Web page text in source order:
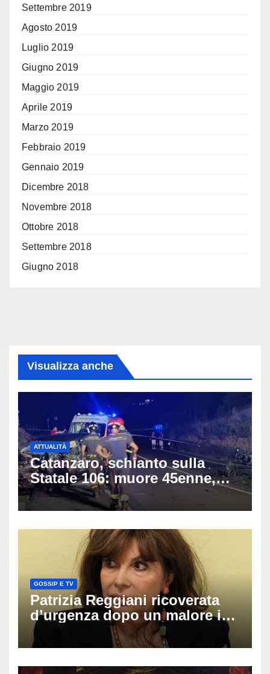
Settembre 2019
Agosto 2019
Luglio 2019
Giugno 2019
Maggio 2019
Aprile 2019
Marzo 2019
Febbraio 2019
Gennaio 2019
Dicembre 2018
Novembre 2018
Ottobre 2018
Settembre 2018
Giugno 2018
Visualizza anche
ATTUALITÀ
Catanzaro, schianto sulla
Statale 106: muore 45enne,
coinvolti un’auto, un suv e
una moto
GOSSIP E TV
Patrizia Reggiani ricoverata
d’urgenza dopo un malore in
vacanza: come sta oggi l’ex
Lady Gucci